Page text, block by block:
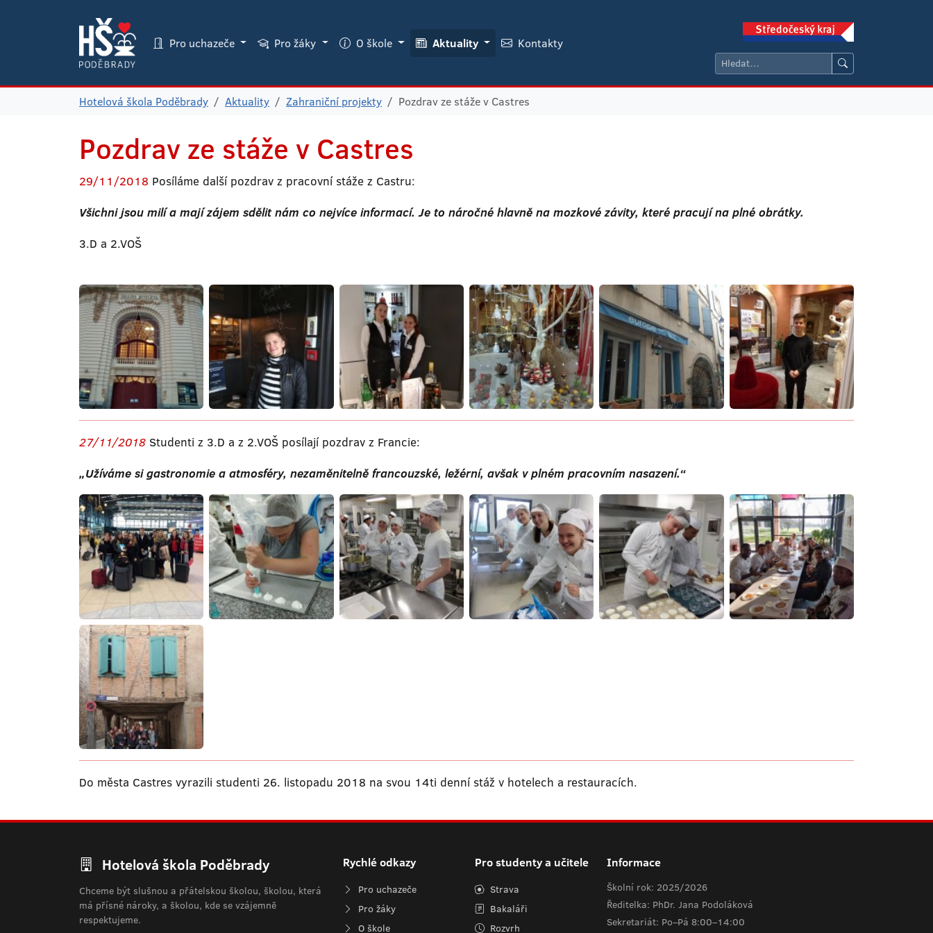
Pro uchazeče Pro žáky O škole Aktuality Kontakty
Hotelová škola Poděbrady Aktuality Zahraniční projekty Pozdrav ze stáže v Castres
Pozdrav ze stáže v Castres
29/11/2018 Posíláme další pozdrav z pracovní stáže z Castru:
Všichni jsou milí a mají zájem sdělit nám co nejvíce informací. Je to náročné hlavně na mozkové závity, které pracují na plné obrátky.
3.D a 2.VOŠ
27/11/2018 Studenti z 3.D a z 2.VOŠ posílají pozdrav z Francie:
„Užíváme si gastronomie a atmosféry, nezaměnitelně francouzské, ležérní, avšak v plném pracovním nasazení.“
Do města Castres vyrazili studenti 26. listopadu 2018 na svou 14ti denní stáž v hotelech a restauracích.
Hotelová škola Poděbrady
Chceme být slušnou a přátelskou školou, školou, která
má přísné nároky, a školou, kde se vzájemně
respektujeme.
Rychlé odkazy
Pro uchazeče
Pro žáky
O škole
Pro studenty a učitele
Strava
Bakaláři
Rozvrh
Informace
Školní rok: 2025/2026
Ředitelka: PhDr. Jana Podoláková
Sekretariát: Po–Pá 8:00–14:00